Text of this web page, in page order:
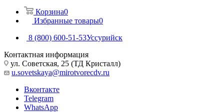
Корзина0
Избранные товары0
8 (800) 600-51-53Уссурийск
Контактная информация
ул. Советская, 25 (ТД Кристалл)
u.sovetskaya@mirotvorecdv.ru
Вконтакте
Telegram
WhatsApp